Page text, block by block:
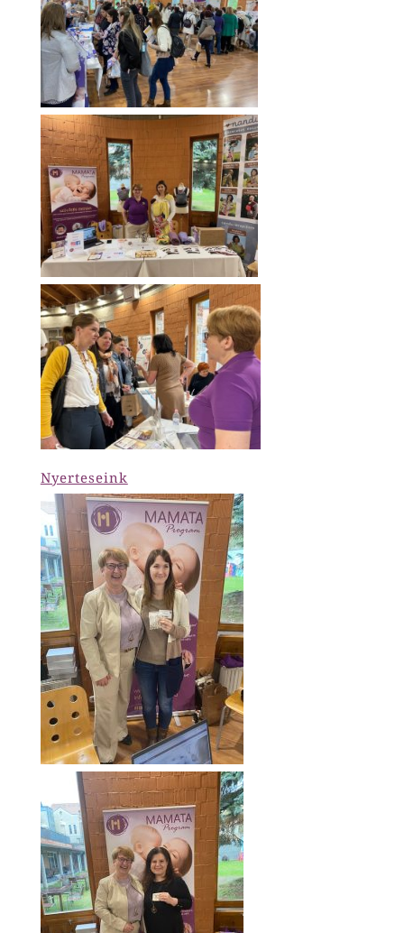
Nyerteseink